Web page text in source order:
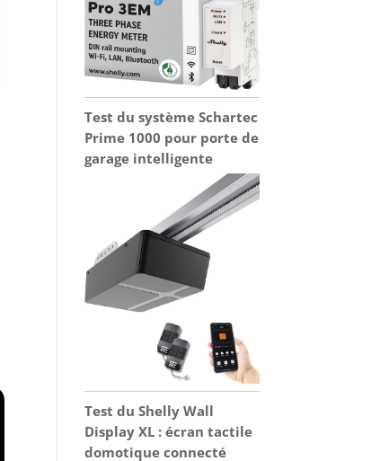
Test du système Schartec
Prime 1000 pour porte de
garage intelligente
Test du Shelly Wall
Display XL : écran tactile
domotique connecté